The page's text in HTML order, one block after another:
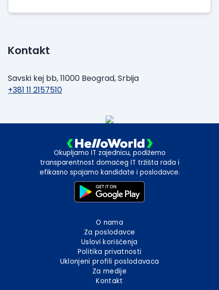
Kontakt
Savski kej bb, 11000 Beograd, Srbija
+381 11 2157510
Okupljamo IT zajednicu, podižemo
transparentnost domaćeg IT tržišta rada i
efikasno spajamo kandidate i poslodavce.
O nama
Za poslodavce
Uslovi korišćenja
Politika privatnosti
Uklonjeni profili poslodavaca
Za medije
Kontakt